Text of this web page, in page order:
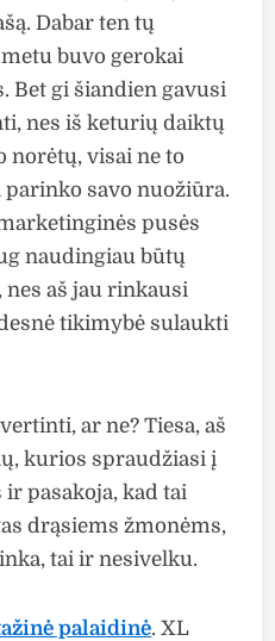
Dabar ten tų
buvo gerokai
Bet gi šiandien gavusi
nes iš keturių daiktų
norėtų, visai ne to
savo nuožiūra.
pusės
naudingiau būtų
aš jau rinkausi
tikimybė sulaukti
ar ne? Tiesa, aš
kurios spraudžiasi į
pasakoja, kad tai
drąsiems žmonėms,
tai ir nesivelku.
palaidinė. XL